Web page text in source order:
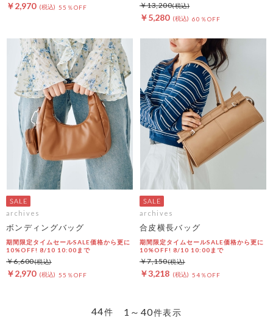
￥2,970 55％OFF
￥5,280 60％OFF
￥13,200
archives
ボンディングバッグ
期間限定タイムセールSALE価格から更に
10%OFF! 8/10 10:00まで
￥2,970 55％OFF
￥6,600
archives
合皮横長バッグ
期間限定タイムセールSALE価格から更に
10%OFF! 8/10 10:00まで
￥3,218 54％OFF
￥7,150
1～40件表示
44件